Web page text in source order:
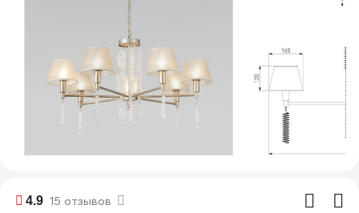
4.9 15 отзывов